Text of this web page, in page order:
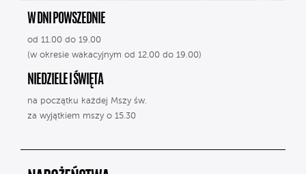
W DNI POWSZEDNIE
od 11.00 do 19.00
(w okresie wakacyjnym od 12.00 do 19.00)
NIEDZIELE I ŚWIĘTA
na początku każdej Mszy św.
za wyjątkiem mszy o 15.30